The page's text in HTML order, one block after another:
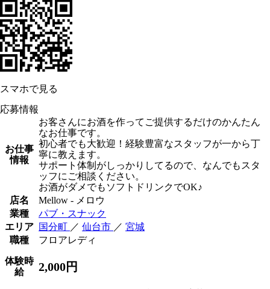
スマホで見る
応募情報
お仕事
情報
お客さんにお酒を作ってご提供するだけのかんたん
なお仕事です。
初心者でも大歓迎！経験豊富なスタッフが一から丁
寧に教えます。
サポート体制がしっかりしてるので、なんでもスタ
ッフにご相談ください。
お酒がダメでもソフトドリンクでOK♪
店名
Mellow - メロウ
業種
パブ・スナック
エリア
国分町 ／ 仙台市 ／ 宮城
職種
フロアレディ
体験時
給
2,000円